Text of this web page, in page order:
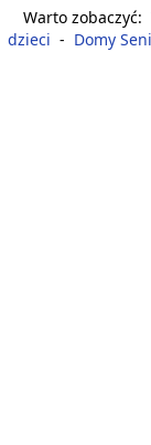
Warto zobaczyć:
dzieci - Domy